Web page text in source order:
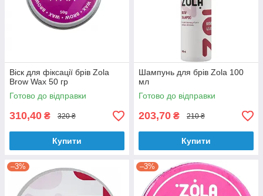
Віск для фіксації брів Zola
Brow Wax 50 гр
Готово до відправки
310,40 ₴ 320 ₴
Купити
Шампунь для брів Zola 100
мл
Готово до відправки
203,70 ₴ 210 ₴
Купити
–3% –3%